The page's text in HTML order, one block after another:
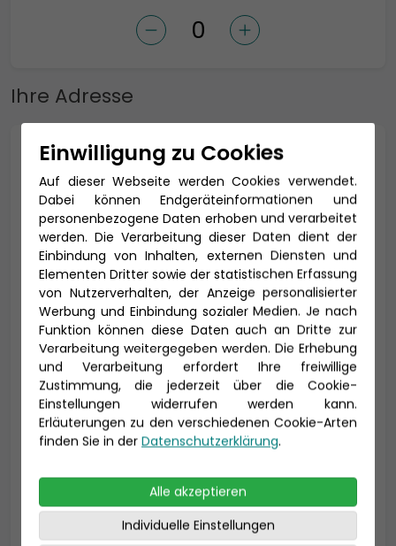
Ihre Adresse
Anrede *
Titel
Vorname * Nachname *
E-Mail *
Einwilligung zu Cookies
Auf dieser Webseite werden Cookies verwendet.
Dabei können Endgeräteinformationen und
personenbezogene Daten erhoben und verarbeitet
werden. Die Verarbeitung dieser Daten dient der
Einbindung von Inhalten, externen Diensten und
Elementen Dritter sowie der statistischen Erfassung
von Nutzerverhalten, der Anzeige personalisierter
Werbung und Einbindung sozialer Medien. Je nach
Funktion können diese Daten auch an Dritte zur
Verarbeitung weitergegeben werden. Die Erhebung
und Verarbeitung erfordert Ihre freiwillige
Zustimmung, die jederzeit über die Cookie-
Einstellungen widerrufen werden kann.
Erläuterungen zu den verschiedenen Cookie-Arten
finden Sie in der Datenschutzerklärung.
Alle akzeptieren
Individuelle Einstellungen